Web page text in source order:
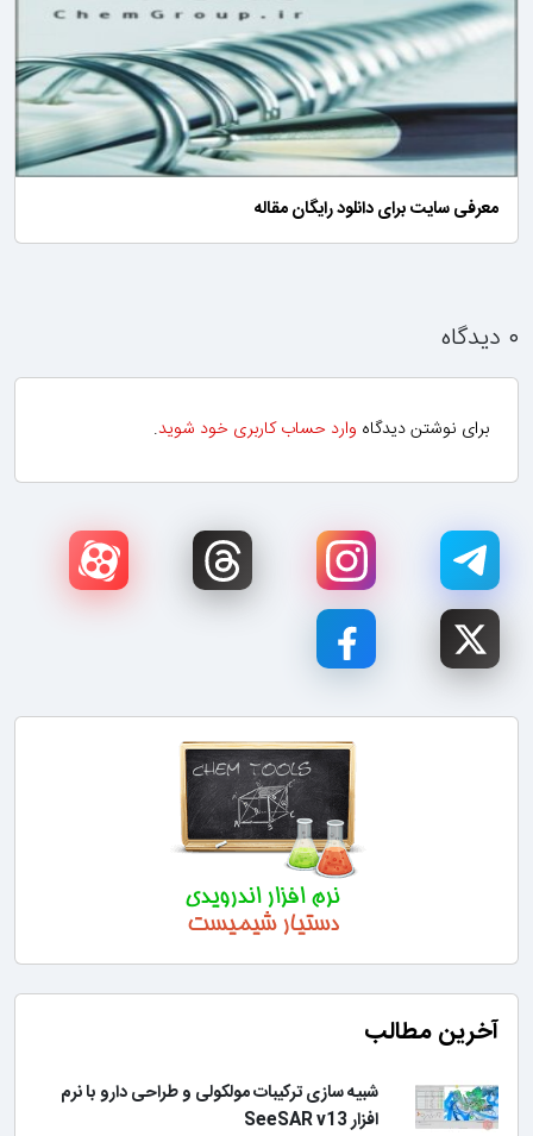
معرفی سایت برای دانلود رایگان مقاله
۰ دیدگاه
برای نوشتن دیدگاه وارد حساب کاربری خود شوید.
آخرین مطالب
شبیه سازی ترکیبات مولکولی و طراحی دارو با نرم
افزار SeeSAR v13